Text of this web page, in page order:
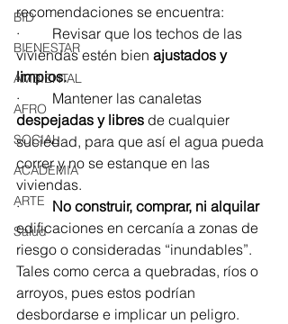
BID
BIENESTAR
AMBIENTAL
AFRO
SOCIAL
ACADEMIA
ARTE
Salud
recomendaciones se encuentra:
·         Revisar que los techos de las
viviendas estén bien ajustados y
limpios.
·         Mantener las canaletas
despejadas y libres de cualquier
suciedad, para que así el agua pueda
correr y no se estanque en las
viviendas.
· No construir, comprar, ni alquilar
edificaciones en cercanía a zonas de
riesgo o consideradas “inundables”.
Tales como cerca a quebradas, ríos o
arroyos, pues estos podrían
desbordarse e implicar un peligro.